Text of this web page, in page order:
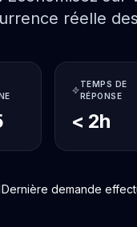
réelle
TEMPS DE
RÉPONSE
< 2h
Dernière demande